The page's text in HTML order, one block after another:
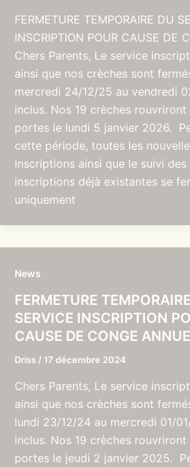
FERMETURE TEMPORAIRE DU
INSCRIPTION POUR CAUSE DE
Chers Parents, Le service
ainsi que nos crèches sont
mercredi 24/12/25 au vendredi
inclus. Nos 19 crèches rouvriront
portes le lundi 5 janvier 2026.
cette période, toutes les
inscriptions ainsi que le suivi des
inscriptions déjà existantes se
uniquement
News
FERMETURE
SERVICE INSCRIPTION
CAUSE DE CONGE
Driss / 17 décembre 2024
Chers Parents, Le service
ainsi que nos crèches sont
lundi 23/12/24 au mercredi 01/
inclus. Nos 19 crèches rouvriront
portes le jeudi 2 janvier 2025.